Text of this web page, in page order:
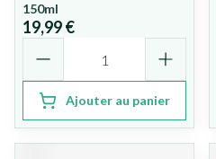
150ml
19,99 €
Ajouter au panier